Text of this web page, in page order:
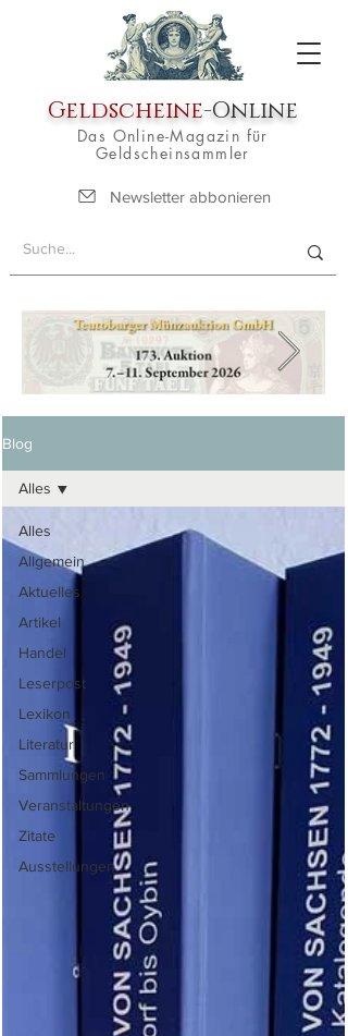
Geldscheine-Online
Das Online-Magazin für
Geldscheinsammler
Newsletter abbonieren
Blog
Alles
Allgemein
Aktuelles
Artikel
Handel
Leserpost
Lexikon
Literatur
Sammlungen
Veranstaltungen
Zitate
Ausstellungen
Alles